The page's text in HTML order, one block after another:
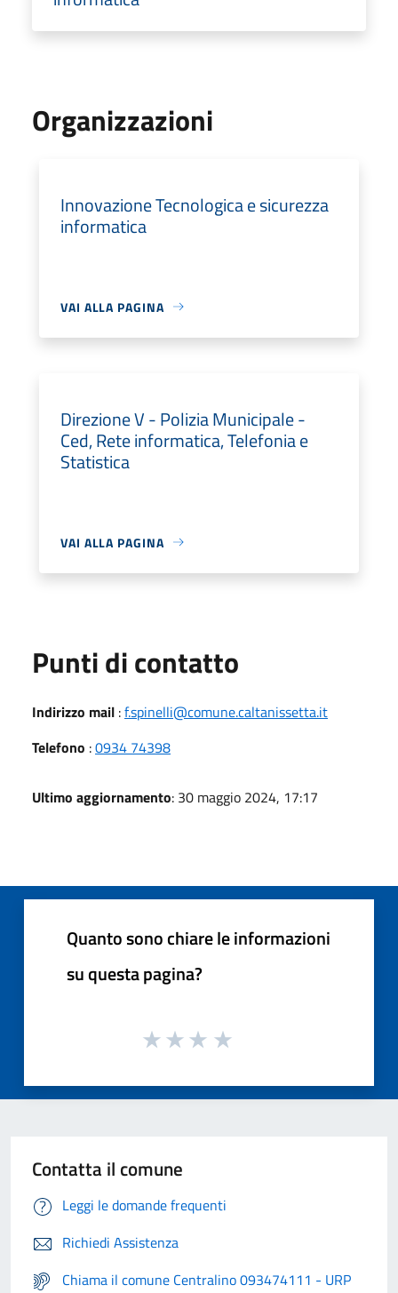
Organizzazioni
Innovazione Tecnologica e sicurezza
informatica
VAI ALLA PAGINA
Direzione V - Polizia Municipale -
Ced, Rete informatica, Telefonia e
Statistica
VAI ALLA PAGINA
Punti di contatto
Indirizzo mail :f.spinelli@comune.caltanissetta.it
Telefono :0934 74398
Ultimo aggiornamento: 30 maggio 2024, 17:17
Quanto sono chiare le informazioni
su questa pagina?
Contatta il comune
Leggi le domande frequenti
Richiedi Assistenza
Chiama il comune Centralino 093474111 - URP